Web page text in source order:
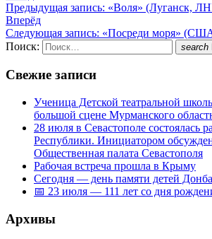
Предыдущая запись: «Воля» (Луганск,
Вперёд
Следующая запись: «Посреди моря»
Поиск:
search
Свежие записи
Ученица Детской театральной
большой сцене Мурманского
28 июля в Севастополе состоялась
Республики. Инициатором
Общественная палата Севастополя
Рабочая встреча прошла в Крыму
Сегодня — день памяти детей
📅 23 июля — 111 лет со дня
Архивы